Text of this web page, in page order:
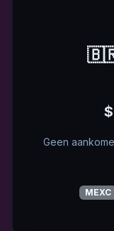
Geen
MEXC